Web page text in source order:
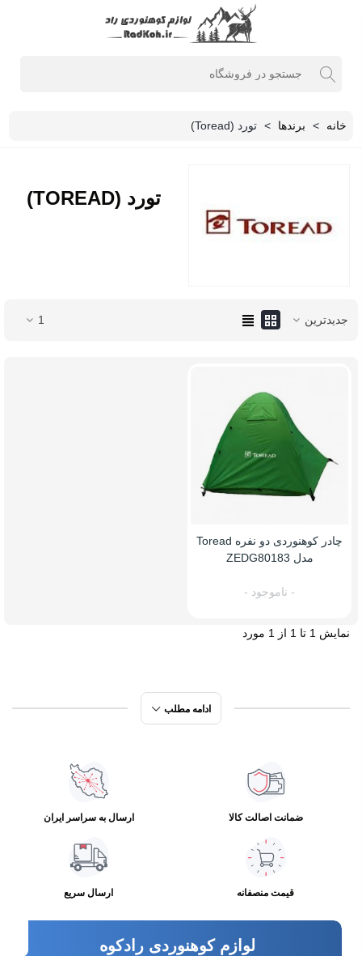
خانه > برندها > تورد (Toread)
تورد (TOREAD)
جدیدترین 1
چادر کوهنوردی دو نفره Toread
مدل ZEDG80183
- ناموجود -
نمایش 1 تا 1 از 1 مورد
ادامه مطلب
ضمانت اصالت کالا ارسال به سراسر ایران
قیمت منصفانه ارسال سریع
لوازم کوهنوردی رادکوه